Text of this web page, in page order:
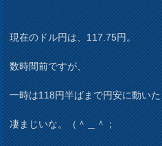
現在のドル円は、117.75円。
数時間前ですが、
一時は118円半ばまで円安に動い
凄まじいな。（＾＿＾；